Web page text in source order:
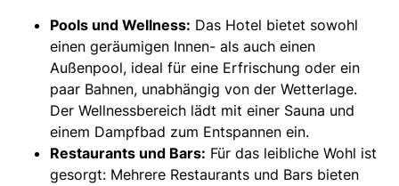
Pools und Wellness: Das Hotel bietet sowohl
einen geräumigen Innen- als auch einen
Außenpool, ideal für eine Erfrischung oder ein
paar Bahnen, unabhängig von der Wetterlage.
Der Wellnessbereich lädt mit einer Sauna und
einem Dampfbad zum Entspannen ein.
Restaurants und Bars: Für das leibliche Wohl ist
gesorgt: Mehrere Restaurants und Bars bieten